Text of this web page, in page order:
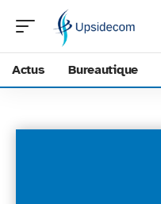
Actus Bureautique